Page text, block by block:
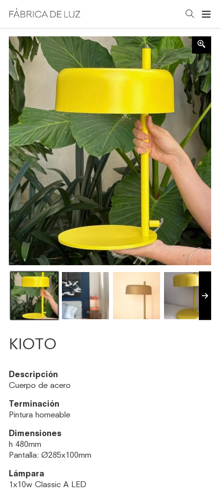
KIOTO
Descripción
Cuerpo de acero
Terminación
Pintura horneable
Dimensiones
h 480mm
Pantalla: Ø285x100mm
Lámpara
1x10w Classic A LED